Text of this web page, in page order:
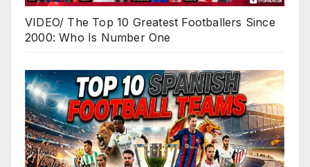
VIDEO/ The Top 10 Greatest Footballers Since
2000: Who Is Number One